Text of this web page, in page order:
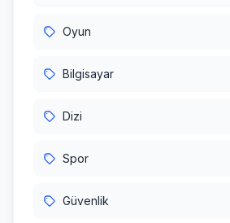
Oyun
Bilgisayar
Dizi
Spor
Güvenlik